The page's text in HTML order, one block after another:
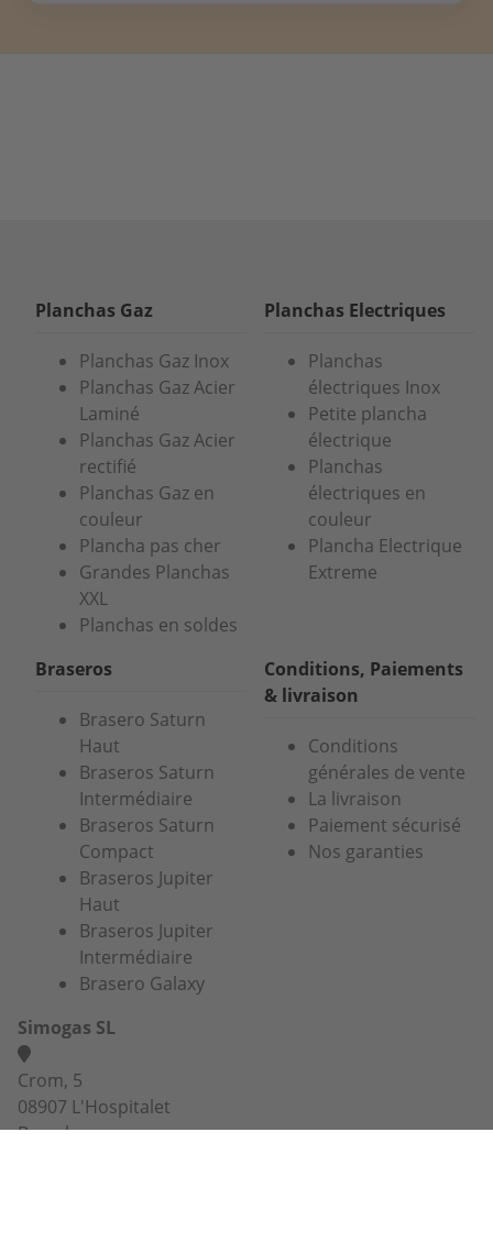
Planchas Gaz
Planchas Gaz Inox
Planchas Gaz Acier
Laminé
Planchas Gaz Acier
rectifié
Planchas Gaz en
couleur
Plancha pas cher
Grandes Planchas
XXL
Planchas en soldes
Planchas Electriques
Planchas
électriques Inox
Petite plancha
électrique
Planchas
électriques en
couleur
Plancha Electrique
Extreme
Braseros
Brasero Saturn
Haut
Braseros Saturn
Intermédiaire
Braseros Saturn
Compact
Braseros Jupiter
Haut
Braseros Jupiter
Intermédiaire
Brasero Galaxy
Conditions, Paiements
& livraison
Conditions
générales de vente
La livraison
Paiement sécurisé
Nos garanties
Simogas SL
Crom, 5
08907 L'Hospitalet
Barcelona